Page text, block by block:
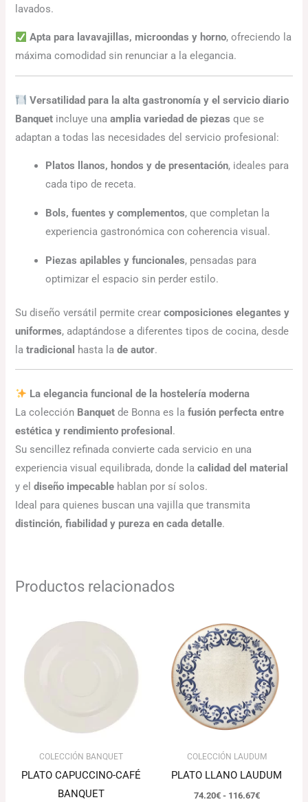
lavados.
Apta para lavavajillas, microondas y horno, ofreciendo la
máxima comodidad sin renunciar a la elegancia.
Versatilidad para la alta gastronomía y el servicio diario
Banquet incluye unaamplia variedad de piezas que se
adaptan a todas las necesidades del servicio profesional:
Platos llanos, hondos y de presentación, ideales para
cada tipo de receta.
Bols, fuentes y complementos, que completan la
experiencia gastronómica con coherencia visual.
Piezas apilables y funcionales, pensadas para
optimizar el espacio sin perder estilo.
Su diseño versátil permite crearcomposiciones elegantes y
uniformes, adaptándose a diferentes tipos de cocina, desde
latradicional hasta lade autor.
La elegancia funcional de la hostelería moderna
La colección Banquet de Bonna es lafusión perfecta entre
estética y rendimiento profesional .
Su sencillez refinada convierte cada servicio en una
experiencia visual equilibrada, donde lacalidad del material
y eldiseño impecable hablan por sí solos.
Ideal para quienes buscan una vajilla que transmita
distinción, fiabilidad y pureza en cada detalle.
Productos relacionados
COLECCIÓN BANQUET
PLATO CAPUCCINO-CAFÉ
BANQUET
de
precios:
desde
25.60€
COLECCIÓN LAUDUM
PLATO LLANO LAUDUM
74.20€ - 116.67€
precios:
desde
74.20€
hasta
116.67€